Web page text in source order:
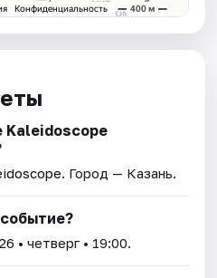
Kaleidoscope
. Город — Казань.
• четверг • 19:00.